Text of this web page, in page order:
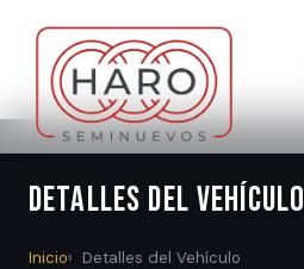
Detalles del Vehículo
Inicio Detalles del Vehículo